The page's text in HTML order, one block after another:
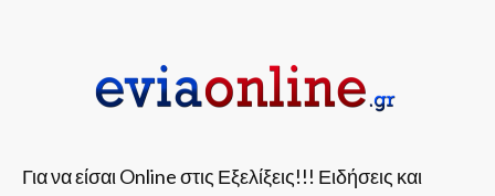
Για να είσαι Online στις Εξελίξεις!!! Ειδήσεις και